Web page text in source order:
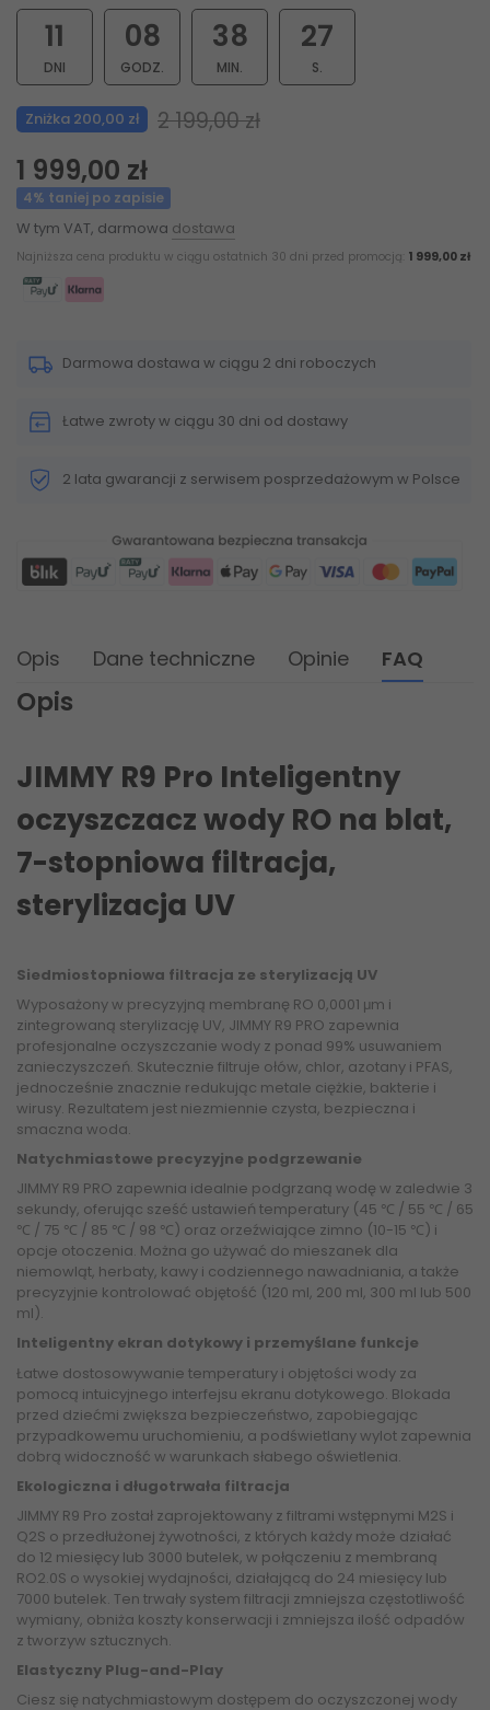
11
DNI
08
GODZ.
38
MIN.
25
S.
Zniżka 200,00 zł 2 199,00 zł
1 999,00 zł
4% taniej po zapisie
W tym VAT, darmowa dostawa
Najniższa cena produktu w ciągu ostatnich 30 dni przed promocją: 1 999,00 zł
Darmowa dostawa w ciągu 2 dni roboczych
Łatwe zwroty w ciągu 30 dni od dostawy
2 lata gwarancji z serwisem posprzedażowym w Polsce
Opis Dane techniczne Opinie FAQ
Opis
JIMMY R9 Pro Inteligentny
oczyszczacz wody RO na blat,
7-stopniowa filtracja,
sterylizacja UV
Siedmiostopniowa filtracja ze sterylizacją UV
Wyposażony w precyzyjną membranę RO 0,0001 μm i
zintegrowaną sterylizację UV, JIMMY R9 PRO zapewnia
profesjonalne oczyszczanie wody z ponad 99% usuwaniem
zanieczyszczeń. Skutecznie filtruje ołów, chlor, azotany i PFAS,
jednocześnie znacznie redukując metale ciężkie, bakterie i
wirusy. Rezultatem jest niezmiennie czysta, bezpieczna i
smaczna woda.
Natychmiastowe precyzyjne podgrzewanie
JIMMY R9 PRO zapewnia idealnie podgrzaną wodę w zaledwie 3
sekundy, oferując sześć ustawień temperatury (45 ℃ / 55 ℃ / 65
℃ / 75 ℃ / 85 ℃ / 98 ℃) oraz orzeźwiające zimno (10-15 ℃) i
opcje otoczenia. Można go używać do mieszanek dla
niemowląt, herbaty, kawy i codziennego nawadniania, a także
precyzyjnie kontrolować objętość (120 ml, 200 ml, 300 ml lub 500
ml).
Inteligentny ekran dotykowy i przemyślane funkcje
Łatwe dostosowywanie temperatury i objętości wody za
pomocą intuicyjnego interfejsu ekranu dotykowego. Blokada
przed dziećmi zwiększa bezpieczeństwo, zapobiegając
przypadkowemu uruchomieniu, a podświetlany wylot zapewnia
dobrą widoczność w warunkach słabego oświetlenia.
Ekologiczna i długotrwała filtracja
JIMMY R9 Pro został zaprojektowany z filtrami wstępnymi M2S i
Q2S o przedłużonej żywotności, z których każdy może działać
do 12 miesięcy lub 3000 butelek, w połączeniu z membraną
RO2.0S o wysokiej wydajności, działającą do 24 miesięcy lub
7000 butelek. Ten trwały system filtracji zmniejsza częstotliwość
wymiany, obniża koszty konserwacji i zmniejsza ilość odpadów
z tworzyw sztucznych.
Elastyczny Plug-and-Play
Ciesz się natychmiastowym dostępem do oczyszczonej wody